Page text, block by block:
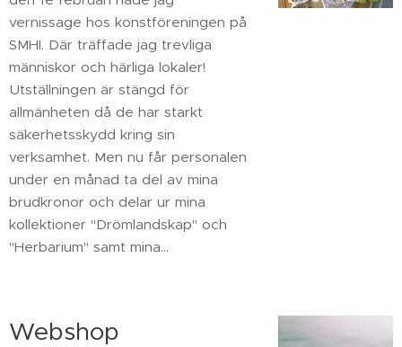
vernissage hos konstföreningen på
SMHI. Där träffade jag trevliga
människor och härliga lokaler!
Utställningen är stängd för
allmänheten då de har starkt
säkerhetsskydd kring sin
verksamhet. Men nu får personalen
under en månad ta del av mina
brudkronor och delar ur mina
kollektioner "Drömlandskap" och
"Herbarium" samt mina...
Webshop